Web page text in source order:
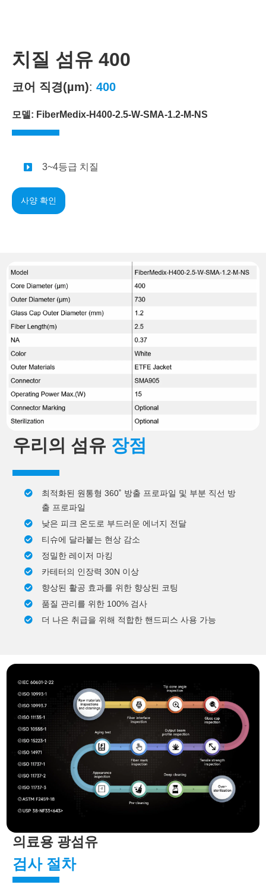
치질 섬유 400
코어 직경(µm): 400
모델: FiberMedix-H400-2.5-W-SMA-1.2-M-NS
3~4등급 치질
사양 확인
우리의 섬유 장점
최적화된 원통형 360˚ 방출 프로파일 및 부분 직선 방
출 프로파일
낮은 피크 온도로 부드러운 에너지 전달
티슈에 달라붙는 현상 감소
정밀한 레이저 마킹
카테터의 인장력 30N 이상
향상된 활공 효과를 위한 향상된 코팅
품질 관리를 위한 100% 검사
더 나은 취급을 위해 적합한 핸드피스 사용 가능
의료용 광섬유
검사 절차